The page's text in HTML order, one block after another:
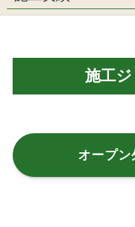
施工
オープン